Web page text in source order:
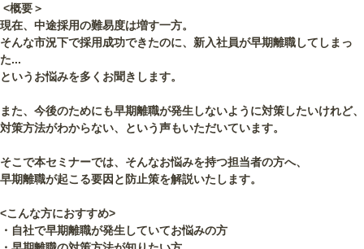
<概要＞
現在、中途採用の難易度は増す一方。
そんな市況下で採用成功できたのに、新入社員が早期離職してしまっ
た...
というお悩みを多くお聞きします。
また、今後のためにも早期離職が発生しないように対策したいけれど、
対策方法がわからない、という声もいただいています。
そこで本セミナーでは、そんなお悩みを持つ担当者の方へ、
早期離職が起こる要因と防止策を解説いたします。
<こんな方におすすめ>
・自社で早期離職が発生していてお悩みの方